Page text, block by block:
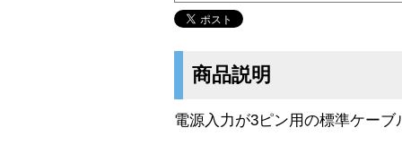
商品説明
電源入力が3ピン用の標準ケーブ